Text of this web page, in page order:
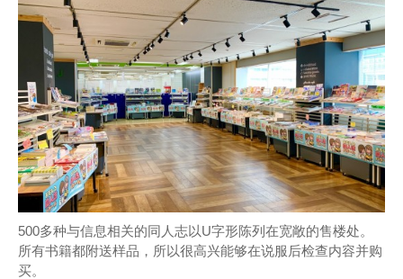
500多种与信息相关的同人志以U字形陈列在宽敞的售楼处。
所有书籍都附送样品，所以很高兴能够在说服后检查内容并购
买。